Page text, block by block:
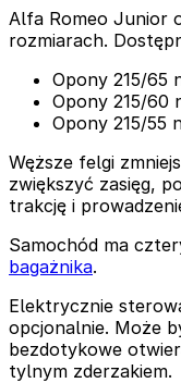
Alfa Romeo Junior
rozmiarach.
Opony 215/65
Opony 215/60
Opony 215/55
Węższe felgi
zwiększyć zasięg,
trakcję i
Samochód ma
bagażnika.
Elektrycznie
opcjonalnie. Może
bezdotykowe
tylnym zderzakiem.